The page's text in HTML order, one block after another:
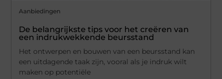
Aanbiedingen
De belangrijkste tips voor het creëren van
een indrukwekkende beursstand
Het ontwerpen en bouwen van een beursstand kan
een uitdagende taak zijn, vooral als je indruk wilt
maken op potentiële